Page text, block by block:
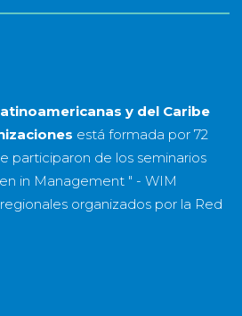
y del Caribe
está formada por 72
participaron de los seminarios
in Management " - WIM
organizados por la Red